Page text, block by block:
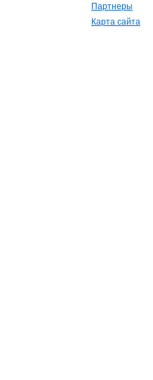
Партнеры
Карта сайта